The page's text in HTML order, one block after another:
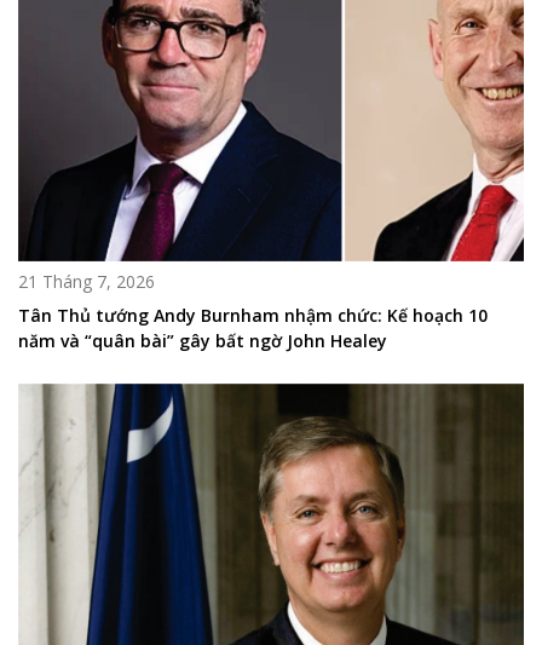
21 Tháng 7, 2026
Tân Thủ tướng Andy Burnham nhậm chức: Kế hoạch 10
năm và “quân bài” gây bất ngờ John Healey